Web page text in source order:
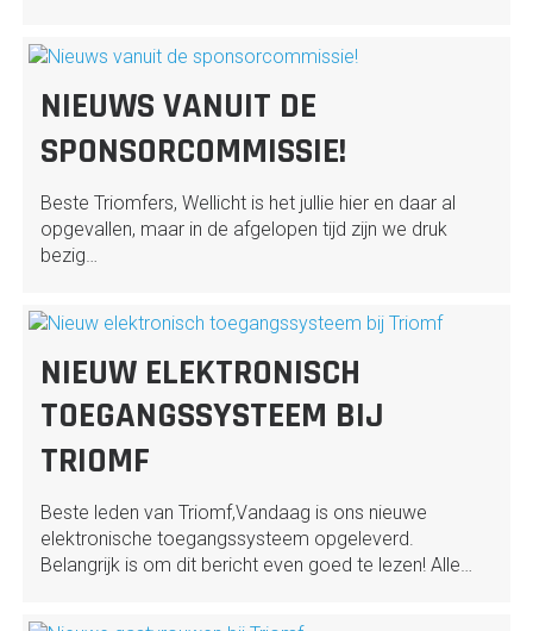
NIEUWS VANUIT DE
SPONSORCOMMISSIE!
Beste Triomfers, Wellicht is het jullie hier en daar al
opgevallen, maar in de afgelopen tijd zijn we druk
bezig…
NIEUW ELEKTRONISCH
TOEGANGSSYSTEEM BIJ
TRIOMF
Beste leden van Triomf,Vandaag is ons nieuwe
elektronische toegangssysteem opgeleverd.
Belangrijk is om dit bericht even goed te lezen! Alle…